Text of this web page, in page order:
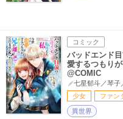
コミック
バッドエンド
愛するつもり
@COMIC
七星郁斗／琴子
少女
ファン
異世界